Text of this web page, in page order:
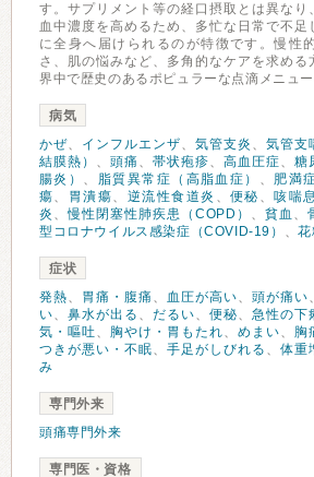
す。サプリメント等の経口摂取とは異なり
血中濃度を高めるため、多忙な日常で不足
に全身へ届けられるのが特徴です。慢性
さ、肌の悩みなど、多角的なケアを求める
界中で歴史のあるポピュラーな点滴メニュー
病気
かぜ、 インフルエンザ、 気管支炎 、 気管支
結膜熱） 、 頭痛 、 帯状疱疹、 高血圧症、 糖
腸炎） 、 脂質異常症（高脂血症） 、 肥満
瘍、 胃潰瘍、 逆流性食道炎 、 便秘 、咳喘息
炎 、慢性閉塞性肺疾患（COPD） 、貧血 、
型コロナウイルス感染症（COVID-19） 、花
症状
発熱、 胃痛・腹痛 、 血圧が高い、 頭が痛い、
い、 鼻水が出る 、 だるい、 便秘、 急性の下
気・嘔吐、 胸やけ・胃もたれ、 めまい、 胸
つきが悪い・不眠、 手足がしびれる 、 体重
み
専門外来
頭痛専門外来
専門医・資格